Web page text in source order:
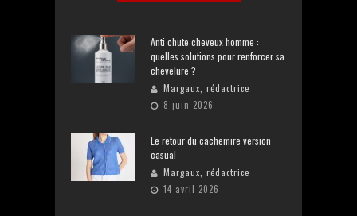
Anti chute cheveux homme :
quelles solutions pour renforcer sa
chevelure ?
Margaux, rédactrice
8 juin 2026
Le retour du cachemire version
casual
Margaux, rédactrice
14 avril 2026